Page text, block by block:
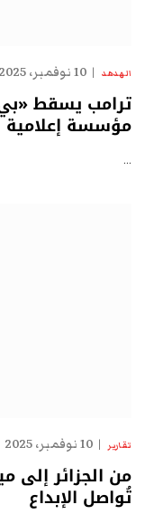
الهدهد 10 نوفمبر، 2025
ترامب يسقط
مؤسسة إعلامية
…
تقارير 10 نوفمبر، 2025
من الجزائر إلى
تُواصل الإبداع